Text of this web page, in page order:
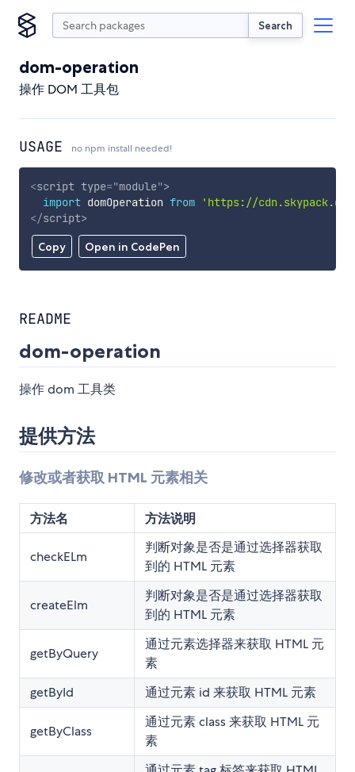
Search
dom-operation
操作 DOM 工具包
USAGE no npm install needed!
Copy Open in CodePen
<script type="module">
import domOperation from
'https://
</script>
README
dom-operation
操作 dom 工具类
提供方法
修改或者获取 HTML 元素相关
方法名 方法说明
checkELm
判断对象是否是通过选择器获取
到的 HTML 元素
createElm
判断对象是否是通过选择器获取
到的 HTML 元素
getByQuery
通过元素选择器来获取 HTML 元
素
getById
通过元素 id 来获取 HTML 元素
getByClass
通过元素 class 来获取 HTML 元
素